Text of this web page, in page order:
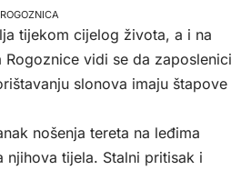
tijekom cijelog života, a i na
vidi se da zaposlenici
slonova imaju štapove
nošenja tereta na leđima
njihova tijela. Stalni pritisak i